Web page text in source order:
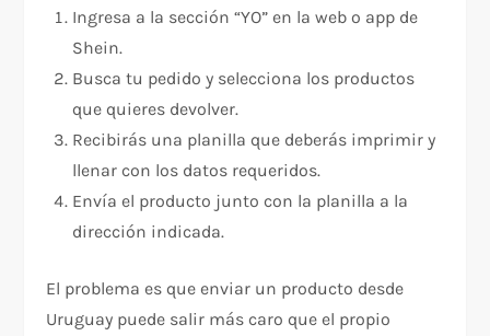
Ingresa a la sección “YO” en la web o app de
Shein.
Busca tu pedido y selecciona los productos
que quieres devolver.
Recibirás una planilla que deberás imprimir y
llenar con los datos requeridos.
Envía el producto junto con la planilla a la
dirección indicada.
El problema es que enviar un producto desde
Uruguay puede salir más caro que el propio